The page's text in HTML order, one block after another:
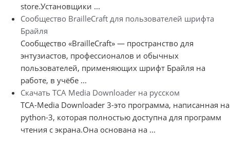
store.Установщики ...
Сообщество BrailleCraft для пользователей шрифта
Брайля
Сообщество «BrailleCraft» — пространство для
энтузиастов, профессионалов и обычных
пользователей, применяющих шрифт Брайля на
работе, в учёбе ...
Скачать TCA Media Downloader на русском
TCA-Media Downloader 3-это программа, написанная на
python-3, которая полностью доступна для программ
чтения с экрана.Она основана на ...